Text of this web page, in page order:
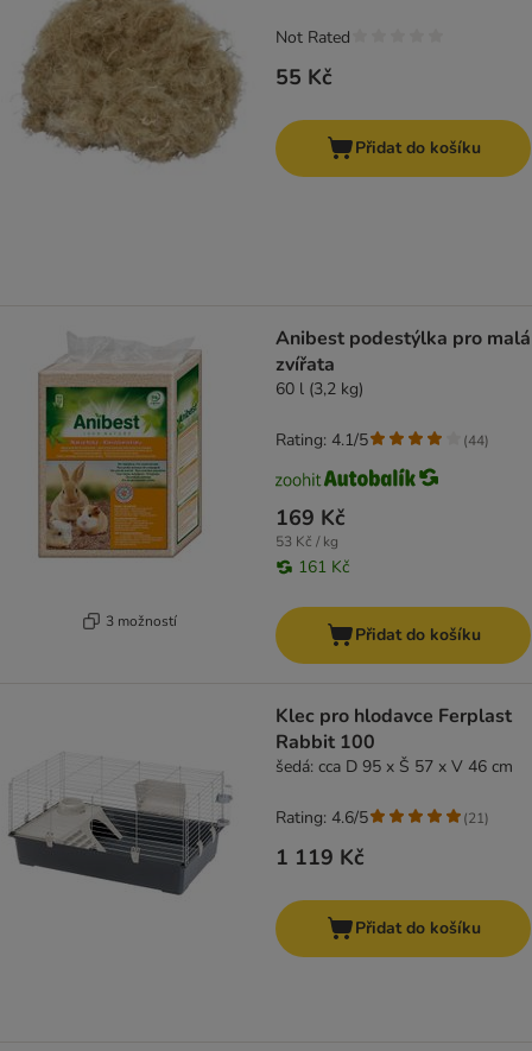
55 Kč
Not Rated
Přidat do košíku
3 možností
Anibest podestýlka pro malá
zvířata
60 l (3,2 kg)
169 Kč
53 Kč / kg
161 Kč
Rating: 4.1/5 (44)
Přidat do košíku
Klec pro hlodavce Ferplast
Rabbit 100
šedá: cca D 95 x Š 57 x V 46 cm
1 119 Kč
Rating: 4.6/5 (21)
Přidat do košíku